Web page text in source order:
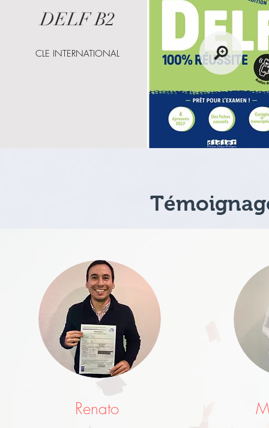
DELF B2
CLE INTERNATIONAL
Renato